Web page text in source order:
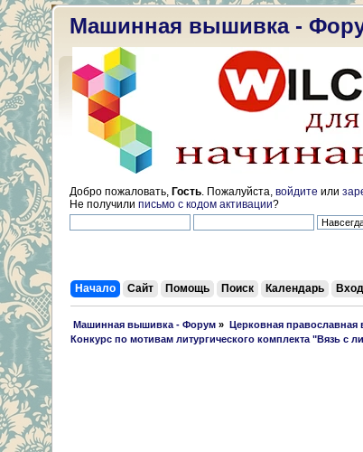
Машинная вышивка -
Добро пожаловать, Гость . Пожалуйста, войдите или
Не получили письмо с кодом активации?
Начало Сайт Помощь Поиск Календарь Вход
Машинная вышивка - Форум » Церковная православная
Конкурс по мотивам литургического комплекта "Вязь с